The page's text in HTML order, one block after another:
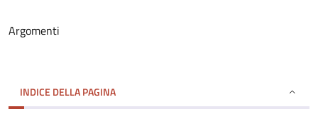
Argomenti
INDICE DELLA PAGINA